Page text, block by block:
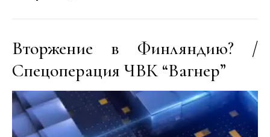
Вторжение в Финляндию? /
Спецоперация ЧВК “Вагнер”